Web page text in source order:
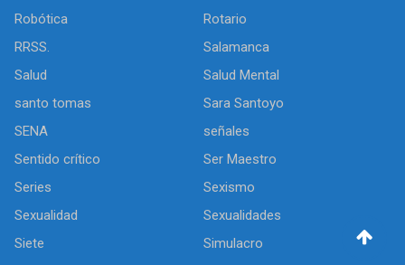
Robótica
Rotario
RRSS.
Salamanca
Salud
Salud Mental
santo tomas
Sara Santoyo
SENA
señales
Sentido crítico
Ser Maestro
Series
Sexismo
Sexualidad
Sexualidades
Siete
Simulacro